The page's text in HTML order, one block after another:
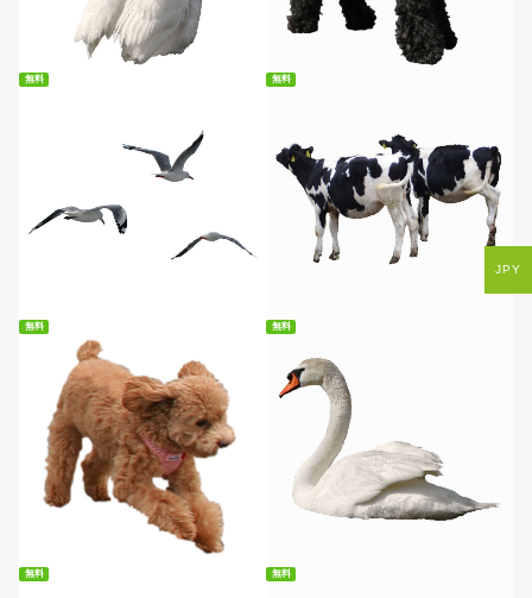
無料ダウンロード 無料ダウンロード
無料
無料ダウンロード
無料
無料ダウンロード
無料
無料ダウンロード
無料
無料ダウンロード
無料 無料
JPY